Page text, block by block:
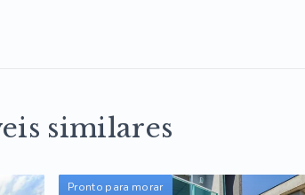
similares
Pronto para morar